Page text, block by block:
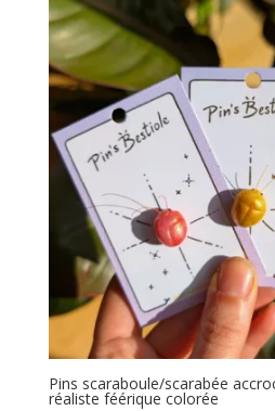
Pins scaraboule/scarabée
réaliste féérique colorée